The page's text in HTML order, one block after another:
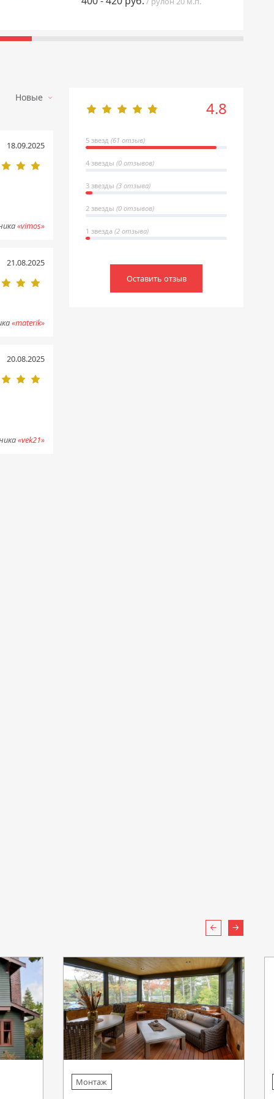
Новые
4.8
5 звезд(61 отзыв)
4 звезды(0 отзывов)
3 звезды(3 отзыва)
2 звезды(0 отзывов)
1 звезда(2 отзыва)
Оставить отзыв
18.09.2025
«vimos»
21.08.2025
«materik»
20.08.2025
«vek21»
Назад Вперед
Монтаж